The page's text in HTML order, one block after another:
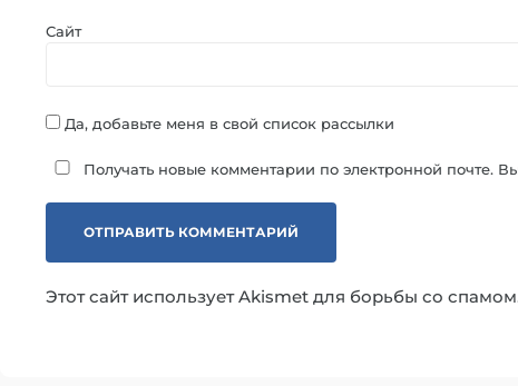
Сайт
Да, добавьте меня в свой список рассылки
Получать новые комментарии по электронной почте.
Этот сайт использует Akismet для борьбы со